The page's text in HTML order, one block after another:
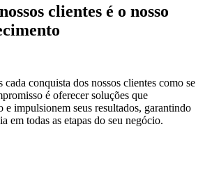
clientes é o nosso
conquista dos nossos clientes como se
é oferecer soluções que
e impulsionem seus resultados, garantindo
em todas as etapas do seu negócio.